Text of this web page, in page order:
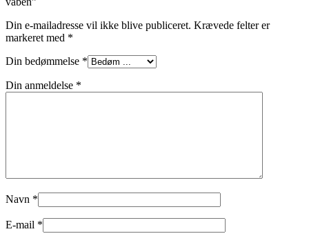
Din e-mailadresse vil ikke blive publiceret. Krævede felter er
markeret med *
Din bedømmelse *
Din anmeldelse *
Navn *
E-mail *